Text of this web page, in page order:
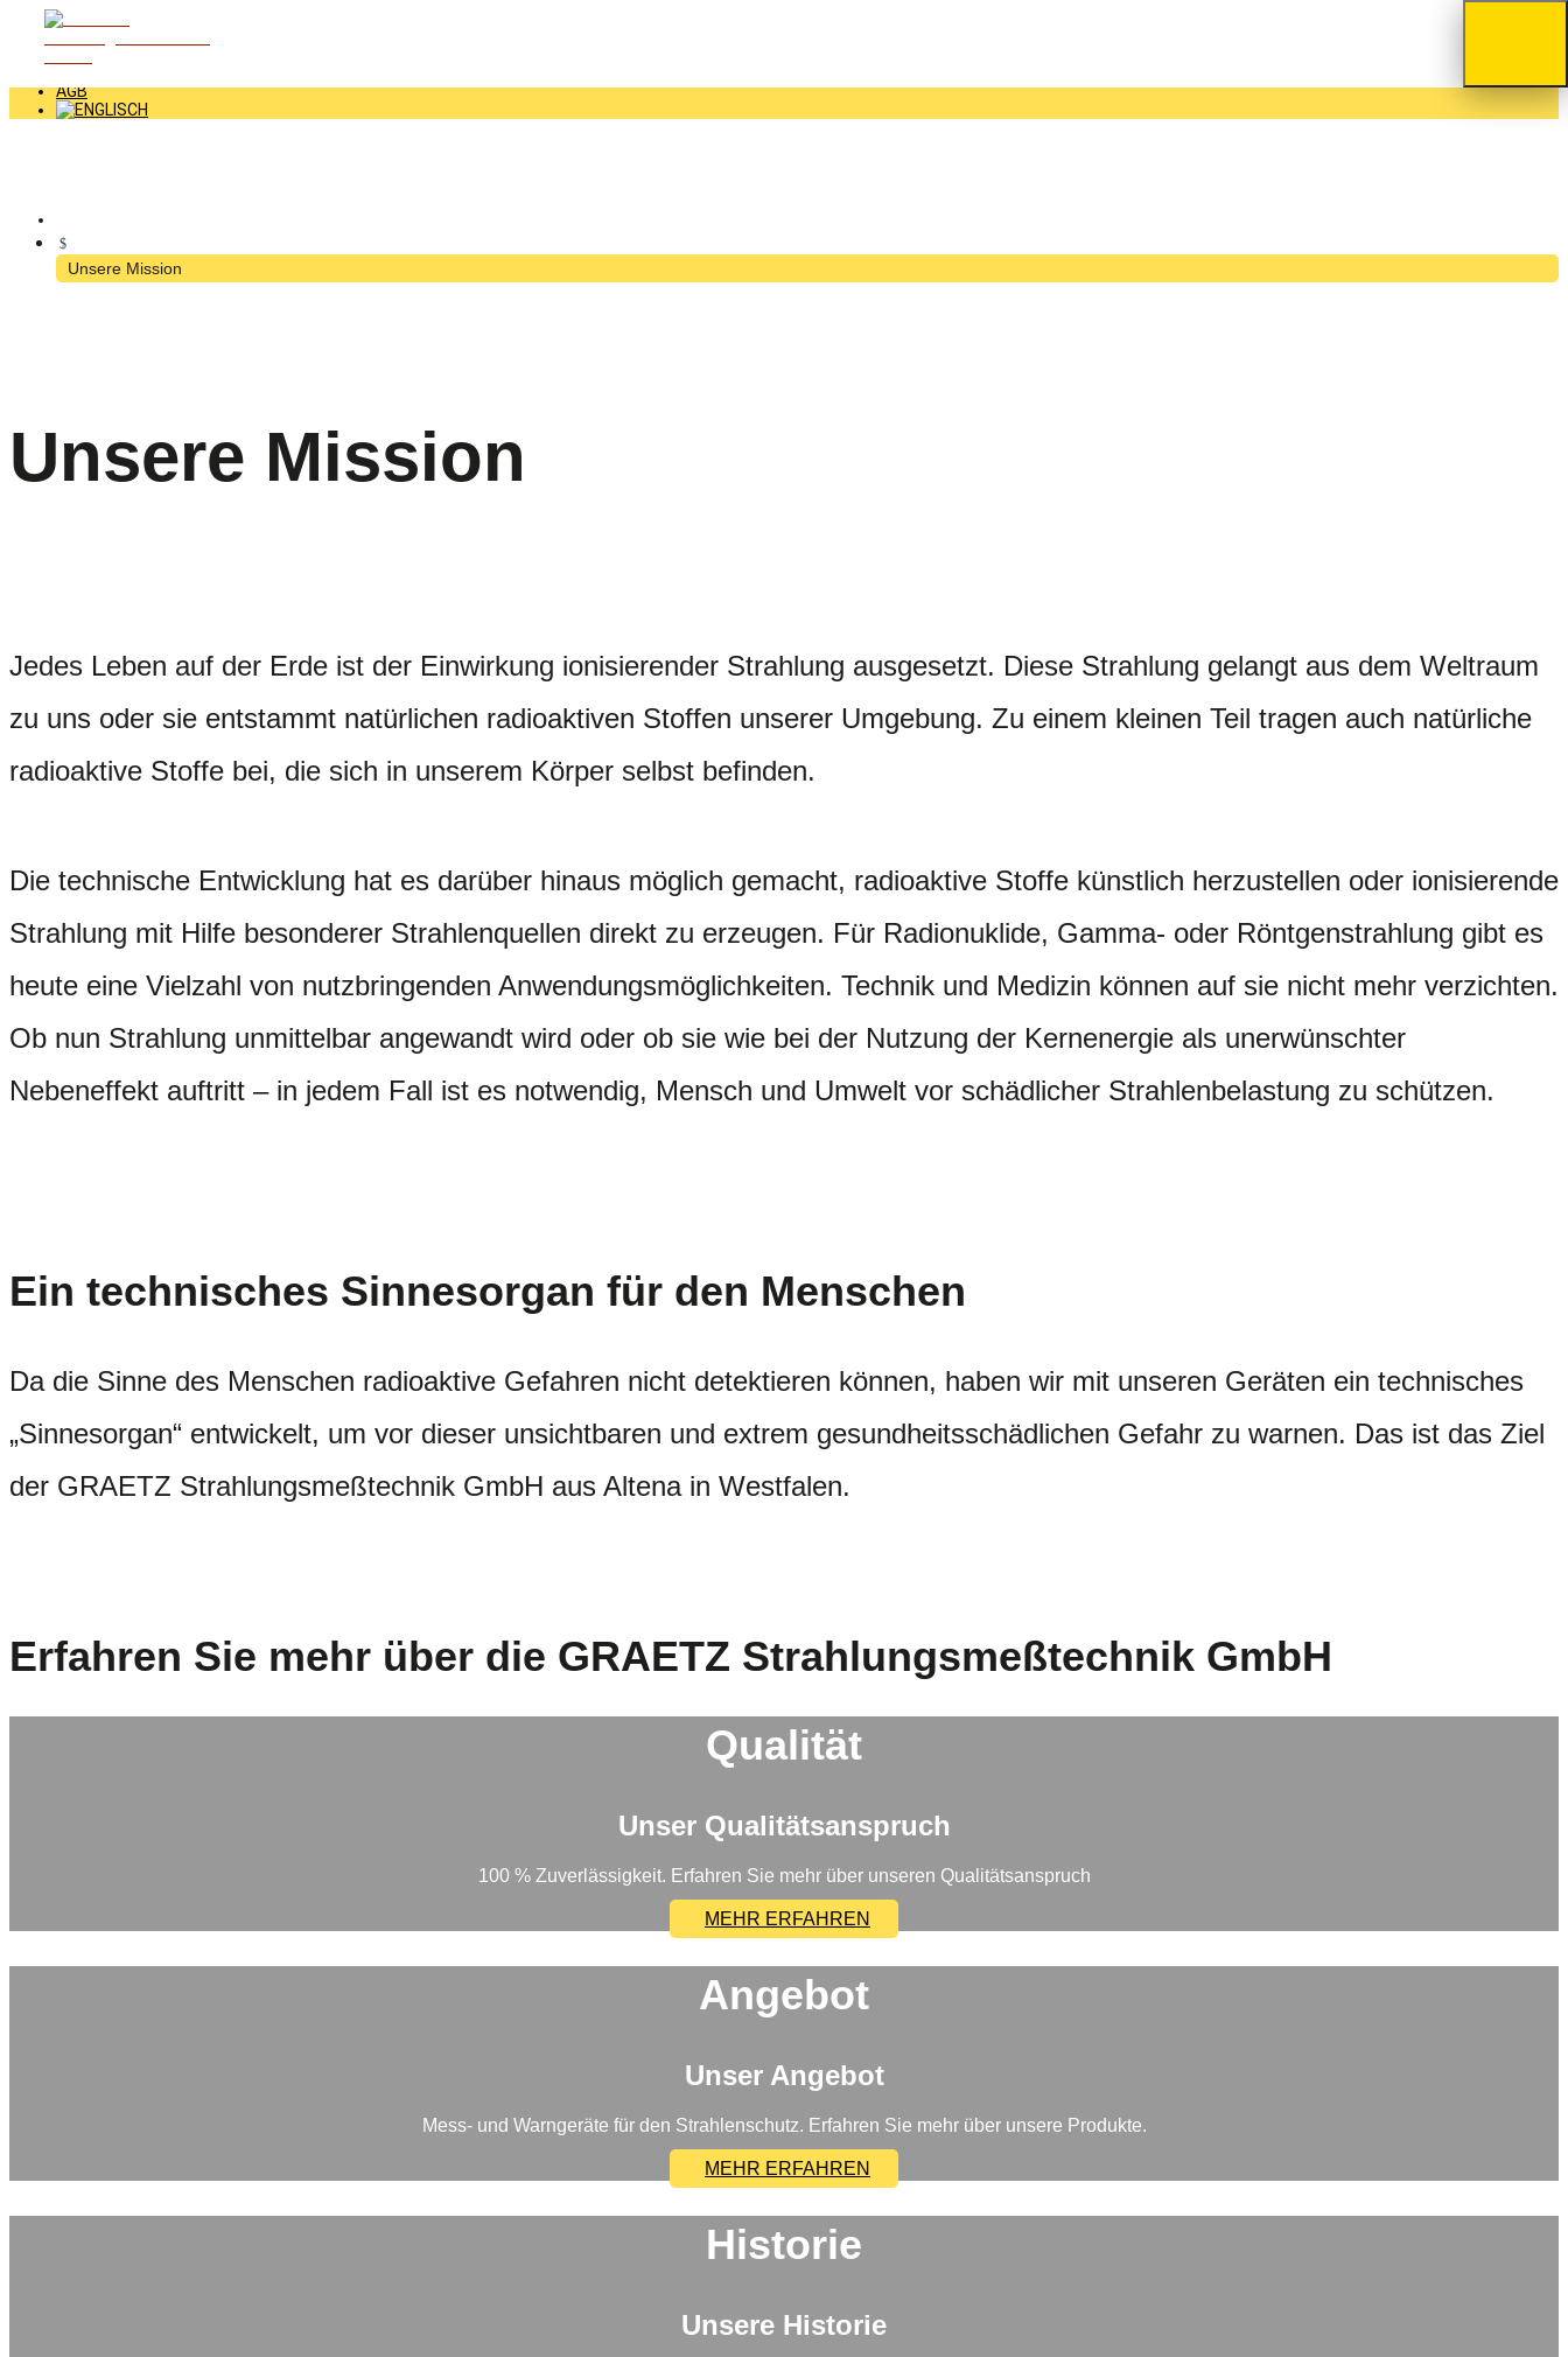
+49 (0) 2352 - 70070
AGB
$
Unsere Mission
Unsere Mission
Jedes Leben auf der Erde ist der Einwirkung ionisierender Strahlung ausgesetzt. Diese Strahlung gelangt aus dem Weltraum
zu uns oder sie entstammt natürlichen radioaktiven Stoffen unserer Umgebung. Zu einem kleinen Teil tragen auch natürliche
radioaktive Stoffe bei, die sich in unserem Körper selbst befinden.
Die technische Entwicklung hat es darüber hinaus möglich gemacht, radioaktive Stoffe künstlich herzustellen oder ionisierende
Strahlung mit Hilfe besonderer Strahlenquellen direkt zu erzeugen. Für Radionuklide, Gamma- oder Röntgenstrahlung gibt es
heute eine Vielzahl von nutzbringenden Anwendungsmöglichkeiten. Technik und Medizin können auf sie nicht mehr verzichten.
Ob nun Strahlung unmittelbar angewandt wird oder ob sie wie bei der Nutzung der Kernenergie als unerwünschter
Nebeneffekt auftritt – in jedem Fall ist es notwendig, Mensch und Umwelt vor schädlicher Strahlenbelastung zu schützen.
Ein technisches Sinnesorgan für den Menschen
Da die Sinne des Menschen radioaktive Gefahren nicht detektieren können, haben wir mit unseren Geräten ein technisches
„Sinnesorgan“ entwickelt, um vor dieser unsichtbaren und extrem gesundheitsschädlichen Gefahr zu warnen. Das ist das Ziel
der GRAETZ Strahlungsmeßtechnik GmbH aus Altena in Westfalen.
Erfahren Sie mehr über die GRAETZ Strahlungsmeßtechnik GmbH
Qualität
Unser Qualitätsanspruch
100 % Zuverlässigkeit. Erfahren Sie mehr über unseren Qualitätsanspruch
MEHR ERFAHREN
Angebot
Unser Angebot
Mess- und Warngeräte für den Strahlenschutz. Erfahren Sie mehr über unsere Produkte.
MEHR ERFAHREN
Historie
Unsere Historie